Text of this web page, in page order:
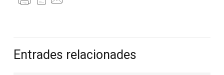
Entrades relacionades